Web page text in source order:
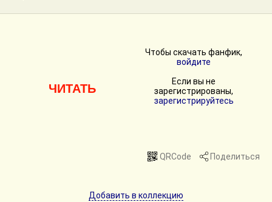
ЧИТАТЬ
Чтобы скачать фанфик,
войдите
Если вы не
зарегистрированы,
зарегистрируйтесь
QRCode Поделиться
Добавить в коллекцию